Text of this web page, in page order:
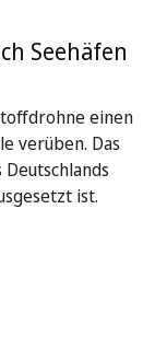
Seehäfen
einen
verüben. Das
ist.